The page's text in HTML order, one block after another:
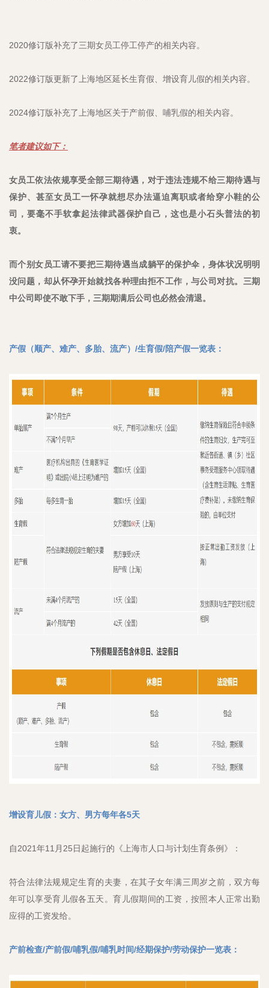
2020修订版补充了三期女员工停工停产的相关内容。
2022修订版更新了上海地区延长生育假、增设育儿假的相关内容。
2024修订版补充了上海地区关于产前假、哺乳假的相关内容。
笔者建议如下：
女员工依法依规享受全部三期待遇，对于违法违规不给三期待遇与
保护、甚至女员工一怀孕就想尽办法逼迫离职或者给穿小鞋的公
司，要毫不手软拿起法律武器保护自己，这也是小石头普法的初
衷。
而个别女员工请不要把三期待遇当成躺平的保护伞，身体状况明明
没问题，却从怀孕开始就找各种理由拒不工作，与公司对抗。三期
中公司即使不敢下手，三期期满后公司也必然会清退。
产假（顺产、难产、多胎、流产）/生育假/陪产假一览表：
增设育儿假：女方、男方每年各5天
自2021年11月25日起施行的《上海市人口与计划生育条例》：
符合法律法规规定生育的夫妻，在其子女年满三周岁之前，双方每
年可以享受育儿假各五天。育儿假期间的工资，按照本人正常出勤
应得的工资发给。
产前检查/产前假/哺乳假/哺乳时间/经期保护/劳动保护一览表：